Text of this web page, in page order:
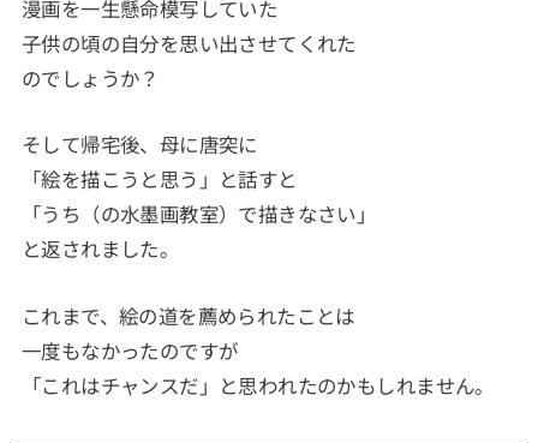
漫画を一生懸命模写していた
子供の頃の自分を思い出させてくれた
のでしょうか？
そして帰宅後、母に唐突に
「絵を描こうと思う」と話すと
「うち（の水墨画教室）で描きなさい」
と返されました。
これまで、絵の道を薦められたことは
一度もなかったのですが
「これはチャンスだ」と思われたのかもしれません。